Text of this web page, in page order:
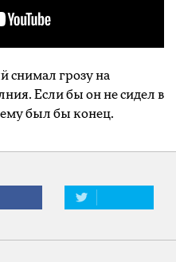
снимал грозу на
Если бы он не сидел в
ему был бы конец.